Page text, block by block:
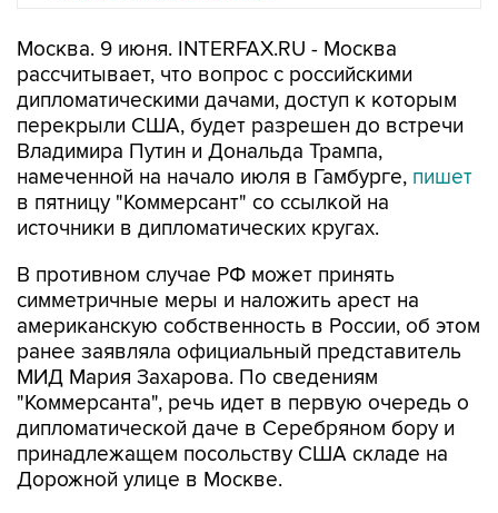
Москва. 9 июня. INTERFAX.RU - Москва
рассчитывает, что вопрос с российскими
дипломатическими дачами, доступ к которым
перекрыли США, будет разрешен до встречи
Владимира Путин и Дональда Трампа,
намеченной на начало июля в Гамбурге, пишет
в пятницу "Коммерсант" со ссылкой на
источники в дипломатических кругах.
В противном случае РФ может принять
симметричные меры и наложить арест на
американскую собственность в России, об этом
ранее заявляла официальный представитель
МИД Мария Захарова. По сведениям
"Коммерсанта", речь идет в первую очередь о
дипломатической даче в Серебряном бору и
принадлежащем посольству США складе на
Дорожной улице в Москве.